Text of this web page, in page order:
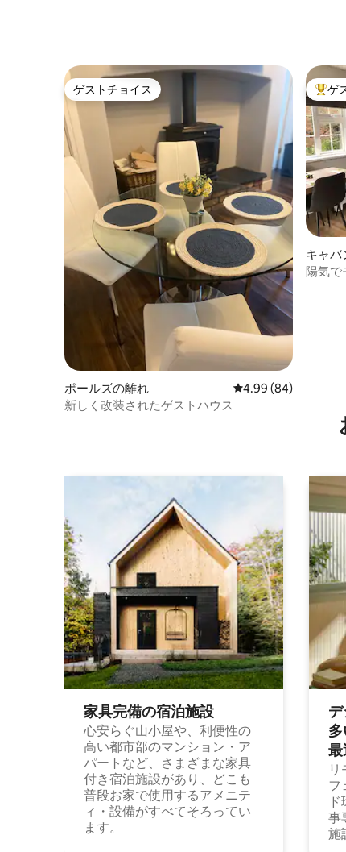
ゲストチョイス
ゲストチョイス
ポールズの離れ レビュー84件、5つ
4.99 (84)
新しく改装されたゲストハウス
大好
ゲ
キャバ
陽気で
家具完備の宿⁠泊⁠施⁠設
心安らぐ山小屋や、利便性の
高い都市部のマンション・ア
パートなど、さまざまな家具
付き宿泊施設があり、どこも
普段お家で使用するアメニテ
ィ・設備がすべてそろってい
ます。
フ
事
施